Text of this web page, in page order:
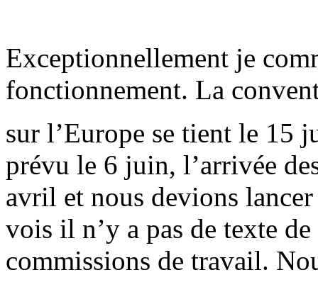
Exceptionnellement je
fonctionnement. La
sur l’Europe se tient le 15
prévu le 6 juin, l’arrivée
avril et nous devions
vois il n’y a pas de texte
commissions de travail.